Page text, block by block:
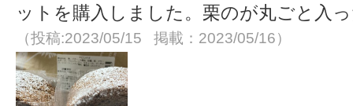
ットを購入しました。栗のが丸ごと入
（投稿:2023/05/15 掲載：2023/05/16）